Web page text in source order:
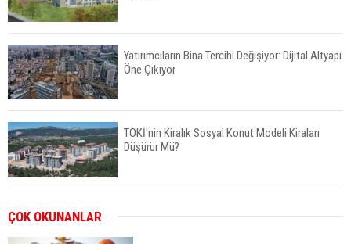
Yatırımcıların Bina Tercihi Değişiyor: Dijital Altyapı
Öne Çıkıyor
TOKİ'nin Kiralık Sosyal Konut Modeli Kiraları
Düşürür Mü?
ÇOK OKUNANLAR